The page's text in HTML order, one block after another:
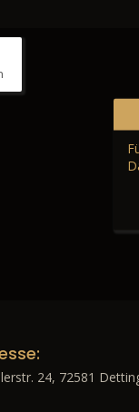
24, 72581